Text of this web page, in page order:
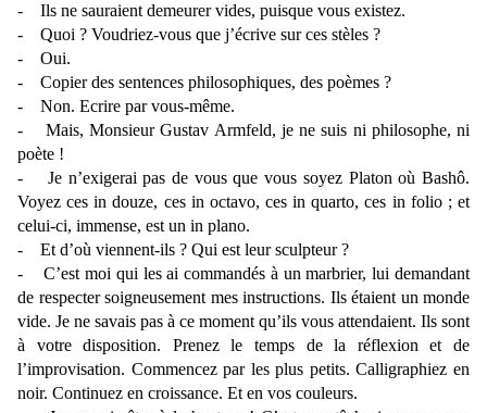
- Ils ne sauraient demeurer vides, puisque vous existez.
- Quoi ? Voudriez-vous que j’écrive sur ces stèles ?
- Oui.
- Copier des sentences philosophiques, des poèmes ?
- Non. Ecrire par vous-même.
- Mais, Monsieur Gustav Armfeld, je ne suis ni philosophe, ni
poète !
- Je n’exigerai pas de vous que vous soyez Platon où Bashô.
Voyez ces in douze, ces in octavo, ces in quarto, ces in folio ; et
celui-ci, immense, est un in plano.
- Et d’où viennent-ils ? Qui est leur sculpteur ?
- C’est moi qui les ai commandés à un marbrier, lui demandant
de respecter soigneusement mes instructions. Ils étaient un monde
vide. Je ne savais pas à ce moment qu’ils vous attendaient. Ils sont
à votre disposition. Prenez le temps de la réflexion et de
l’improvisation. Commencez par les plus petits. Calligraphiez en
noir. Continuez en croissance. Et en vos couleurs.